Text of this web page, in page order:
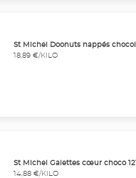
St Michel Doonuts nappés
18,89 €/KILO
St Michel Galettes cœur choco
14,88 €/KILO